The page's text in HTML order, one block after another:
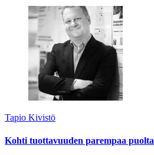
Tapio Kivistö
Kohti tuottavuuden parempaa puolta